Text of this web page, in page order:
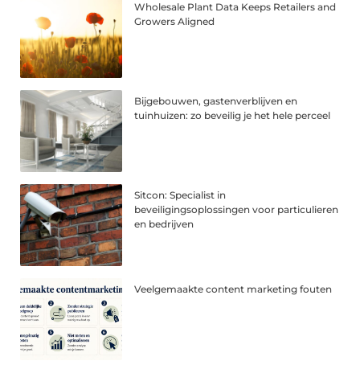
Wholesale Plant Data Keeps Retailers and
Growers Aligned
Bijgebouwen, gastenverblijven en
tuinhuizen: zo beveilig je het hele perceel
Sitcon: Specialist in
beveiligingsoplossingen voor particulieren
en bedrijven
Veelgemaakte content marketing fouten